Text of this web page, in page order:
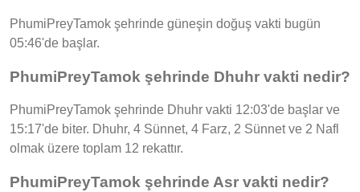
PhumiPreyTamok şehrinde güneşin doğuş vakti bugün
05:46'de başlar.
PhumiPreyTamok şehrinde Dhuhr vakti nedir?
PhumiPreyTamok şehrinde Dhuhr vakti 12:03'de başlar ve
15:17'de biter. Dhuhr, 4 Sünnet, 4 Farz, 2 Sünnet ve 2 Nafl
olmak üzere toplam 12 rekattır.
PhumiPreyTamok şehrinde Asr vakti nedir?